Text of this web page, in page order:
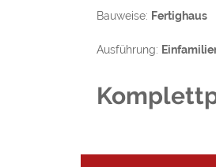
Bauweise: Fertighaus
Ausführung: